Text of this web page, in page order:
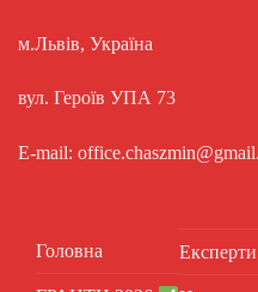
м.Львів, Україна
вул. Героїв УПА 73
E-mail:
Головна Експерти